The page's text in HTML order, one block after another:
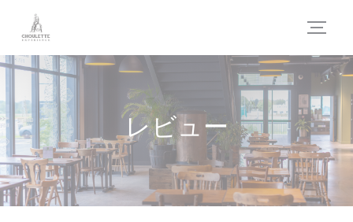
クッキー利用の管理について
レビュー